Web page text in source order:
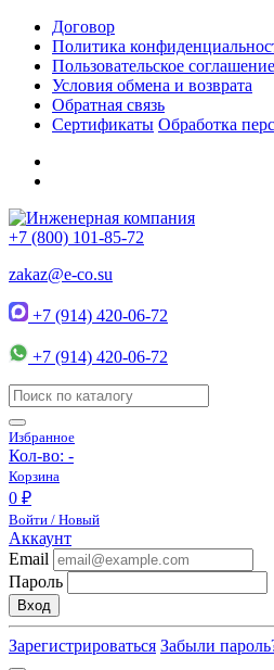
Договор
Политика
Пользовательское соглашение
Условия обмена и возврата
Обратная связь
Сертификаты Обработка
+7 (800) 101-85-72
zakaz@e-co.su
+7 (914) 420-06-72
+7 (914) 420-06-72
Избранное
Кол-во: -
Корзина
0 ₽
Войти / Новый
Аккаунт
Email
Пароль
Вход
Зарегистрироваться Забыли